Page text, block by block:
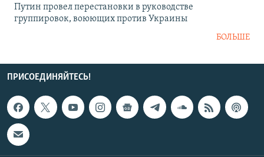
Путин провел перестановки в руководстве
группировок, воюющих против Украины
БОЛЬШЕ
ПРИСОЕДИНЯЙТЕСЬ!